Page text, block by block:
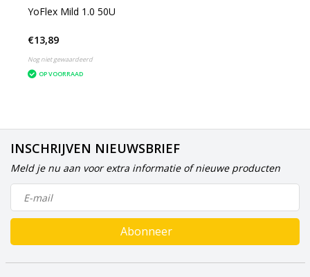
YoFlex Mild 1.0 50U
€13,89
Nog niet gewaardeerd
OP VOORRAAD
INSCHRIJVEN NIEUWSBRIEF
Meld je nu aan voor extra informatie of nieuwe producten
Abonneer